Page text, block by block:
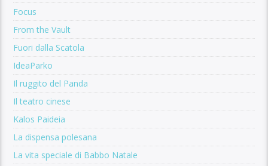
Focus
From the Vault
Fuori dalla Scatola
IdeaParko
Il ruggito del Panda
Il teatro cinese
Kalos Paideia
La dispensa polesana
La vita speciale di Babbo Natale